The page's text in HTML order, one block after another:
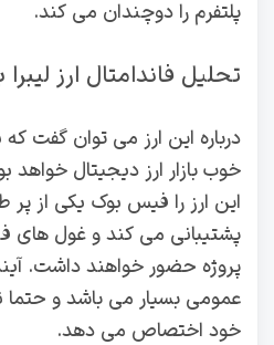
پلتفرم را دوچندان می کند.
تحلیل فاندامتال ارز
درباره این ارز می توان گفت
خوب بازار ارز دیجیتال خواهد
این ارز را فیس بوک یکی از
پشتیبانی می کند و غول های
پروژه حضور خواهند داشت.
عمومی بسیار می باشد و حتما
خود اختصاص می دهد.